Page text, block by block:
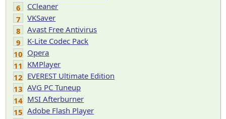
6
CCleaner
7
VKSaver
8
Avast Free Antivirus
9
K-Lite Codec Pack
10 Opera
11 KMPlayer
12 EVEREST Ultimate Edition
13 AVG PC Tuneup
14 MSI Afterburner
15 Adobe Flash Player